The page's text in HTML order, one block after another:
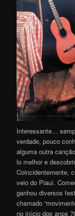
Interessante…
verdade, pouco
alguma outra
lo melhor e
Coincidentemente,
veio do Piauí.
ganhou diversos
chamado
no início dos anos